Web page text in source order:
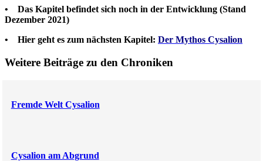
• Das Kapitel befindet sich noch in der Entwicklung (Stand
Dezember 2021)
• Hier geht es zum nächsten Kapitel: Der Mythos Cysalion
Weitere Beiträge zu den Chroniken
Fremde Welt Cysalion
Cysalion am Abgrund